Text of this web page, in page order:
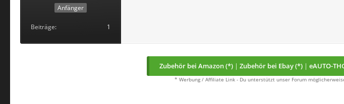
Anfänger
Beiträge 1
Zubehör bei Amazon (*) | Zubehör bei Ebay (*) | eAUTO-
* Werbung / Affiliate Link - Du unterstützt unser Forum